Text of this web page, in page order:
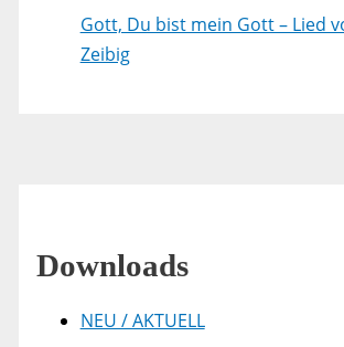
Gott, Du bist mein Gott – Lied
Zeibig
Downloads
NEU / AKTUELL